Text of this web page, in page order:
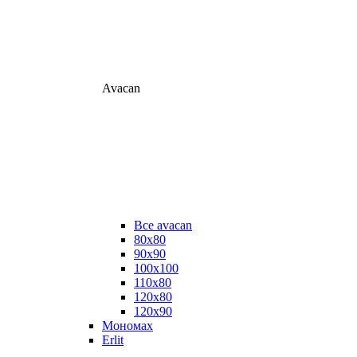
Avacan
Все avacan
80х80
90х90
100х100
110х80
120х80
120х90
Мономах
Erlit